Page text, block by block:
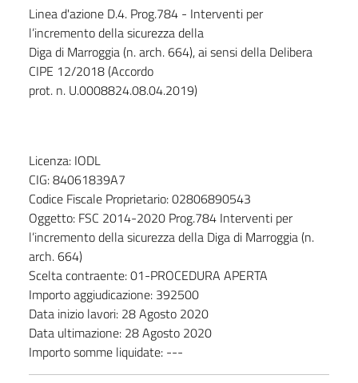
Linea d'azione D.4. Prog.784 - Interventi per
l’incremento della sicurezza della
Diga di Marroggia (n. arch. 664), ai sensi della Delibera
CIPE 12/2018 (Accordo
prot. n. U.0008824.08.04.2019)
Licenza: IODL
CIG: 84061839A7
Codice Fiscale Proprietario: 02806890543
Oggetto: FSC 2014-2020 Prog.784 Interventi per
l’incremento della sicurezza della Diga di Marroggia (n.
arch. 664)
Scelta contraente: 01-PROCEDURA APERTA
Importo aggiudicazione: 392500
Data inizio lavori: 28 Agosto 2020
Data ultimazione: 28 Agosto 2020
Importo somme liquidate: ---